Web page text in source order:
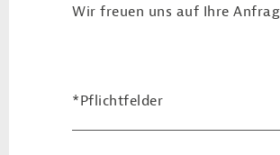
Wir freuen uns auf Ihre
*Pflichtfelder